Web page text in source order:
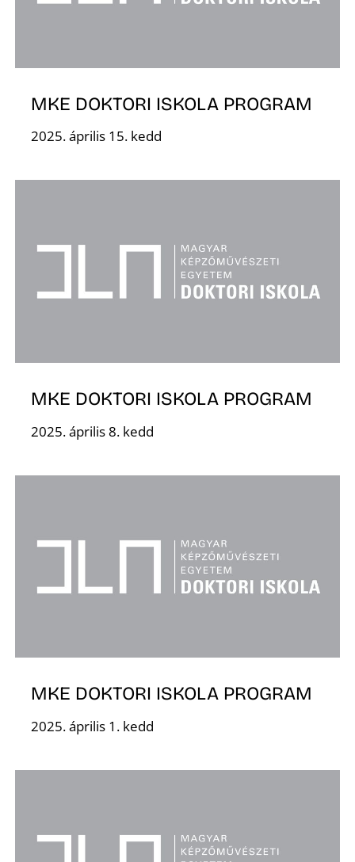
MKE DOKTORI ISKOLA PROGRAM
2025. április 15. kedd
MKE DOKTORI ISKOLA PROGRAM
2025. április 8. kedd
MKE DOKTORI ISKOLA PROGRAM
2025. április 1. kedd